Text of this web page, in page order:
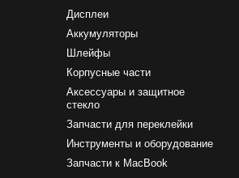
Дисплеи
Аккумуляторы
Шлейфы
Корпусные части
Аксессуары и защитное
стекло
Запчасти для переклейки
Инструменты и оборудование
Запчасти к MacBook